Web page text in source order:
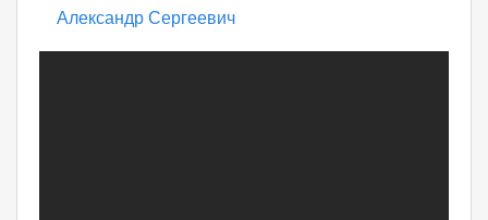
Александр Сергеевич